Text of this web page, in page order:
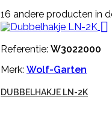
16 andere producten in

Referentie: W3022000
Merk: Wolf-Garten
DUBBELHAKJE LN-2K